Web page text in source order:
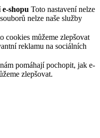
shopu Toto nastavení nelze
nelze naše služby
cookies můžeme zlepšovat
reklamu na sociálních
pomáhají pochopit, jak e-
zlepšovat.